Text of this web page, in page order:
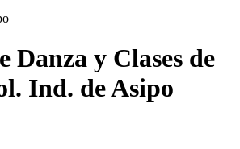
Danza y Clases de
Ind. de Asipo